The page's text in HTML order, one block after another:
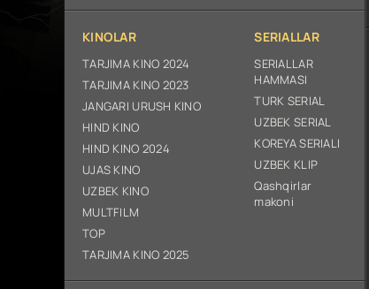
KINOLAR
TARJIMA KINO 2024
TARJIMA KINO 2023
JANGARI URUSH KINO
HIND KINO
HIND KINO 2024
UJAS KINO
UZBEK KINO
MULTFILM
TOP
TARJIMA KINO 2025
SERIALLAR
SERIALLAR
HAMMASI
TURK SERIAL
UZBEK SERIAL
KOREYA SERIALI
UZBEK KLIP
Qashqirlar
makoni